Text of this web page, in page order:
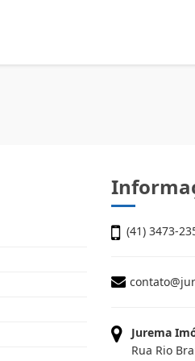
(41) 3473-
Jurema
Rua Rio